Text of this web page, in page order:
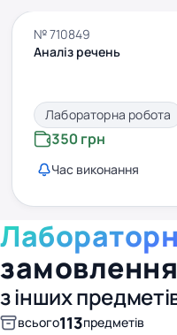
№ 710849
Аналіз речень
Лабораторна робота
350 грн
Час виконання
замовлення
з інших
всього113предметів